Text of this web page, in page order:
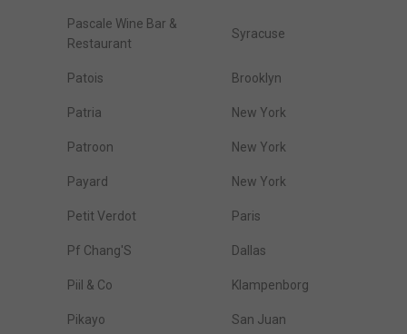
Pascale Wine Bar &
Restaurant
Syracuse
Patois Brooklyn
Patria New York
Patroon New York
Payard New York
Petit Verdot Paris
Pf Chang'S Dallas
Piil & Co Klampenborg
Pikayo San Juan